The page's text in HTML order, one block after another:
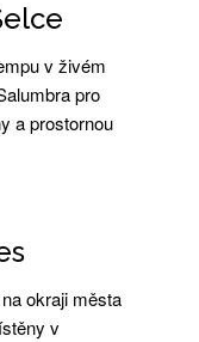
v živém
pro
a prostornou
okraji města
v